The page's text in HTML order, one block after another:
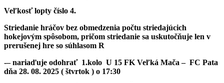
Veľkosť lopty číslo 4.
Striedanie hráčov bez obmedzenia počtu striedajúcich
hokejovým spôsobom, pričom striedanie sa uskutočňuje len v
prerušenej hre so súhlasom R
-– nariaďuje odohrať 1.kolo U 15 FK Veľká Mača – FC Pata
dňa 28. 08. 2025 ( štvrtok ) o 17:30